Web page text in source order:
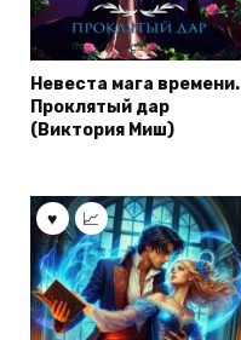
Невеста мага времени.
Проклятый дар
(Виктория Миш)